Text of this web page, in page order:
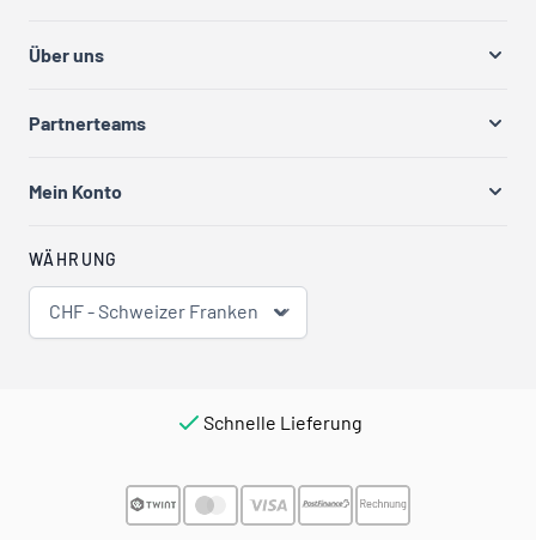
Über uns
Partnerteams
Mein Konto
WÄHRUNG
CHF - Schweizer Franken
Schnelle Lieferung